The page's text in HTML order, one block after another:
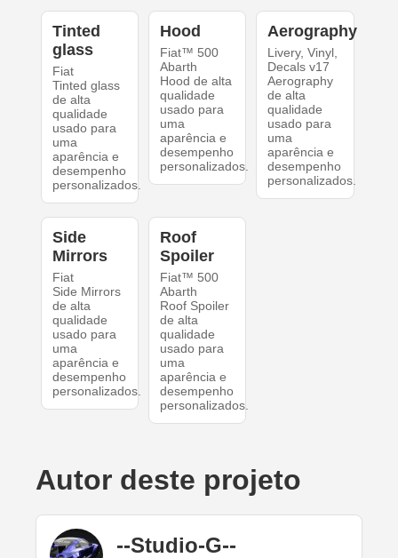
Tinted
glass
Fiat
Tinted glass
de alta
qualidade
usado para
uma
aparência e
desempenho
personalizados.
Hood
Fiat™ 500
Abarth
Hood de alta
qualidade
usado para
uma
aparência e
desempenho
personalizados.
Aerography
Livery, Vinyl,
Decals v17
Aerography
de alta
qualidade
usado para
uma
aparência e
desempenho
personalizados.
Side
Mirrors
Fiat
Side Mirrors
de alta
qualidade
usado para
uma
aparência e
desempenho
personalizados.
Roof
Spoiler
Fiat™ 500
Abarth
Roof Spoiler
de alta
qualidade
usado para
uma
aparência e
desempenho
personalizados.
Autor deste projeto
--Studio-G--